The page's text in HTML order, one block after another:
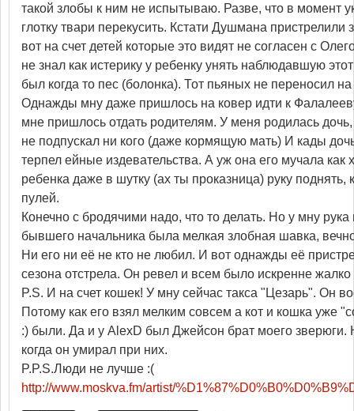
такой злобы к ним не испытываю. Разве, что в момент
глотку твари перекусить. Кстати Душмана пристрелили
вот на счет детей которые это видят не согласен с
не знал как истерику у ребенку унять наблюдавшую
был когда то пес (болонка). Тот пьяных не переносил
Однажды мну даже пришлось на ковер идти к
мне пришлось отдать родителям. У меня родилась
не подпускал ни кого (даже кормящую мать) И кады
терпел ейные издевательства. А уж она его мучала как
ребенка даже в шутку (ах ты проказница) руку поднять,
пулей.
Конечно с бродячими надо, что то делать. Но у мну
бывшего начальника была мелкая злобная шавка,
Ни его ни её не кто не любил. И вот однажды её
сезона отстрела. Он ревел и всем было искренне жалко
P.S. И на счет кошек! У мну сейчас такса "Цезарь". Он
Потому как его взял мелким совсем а кот и кошка уже
:) были. Да и у AlexD был Джейсон брат моего зверюги.
когда он умирал при них.
P.P.S.Люди не лучше :(
http://www.moskva.fm/artist/